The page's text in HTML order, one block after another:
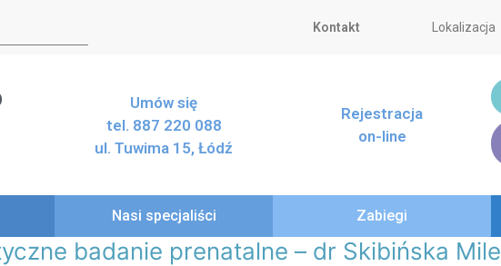
Kontakt Lokalizacja
Umów się
tel. 887 220 088
ul. Tuwima 15, Łódź
Rejestracja
on-line
Nasi specjaliści Zabiegi
badanie prenatalne – dr Skibińska